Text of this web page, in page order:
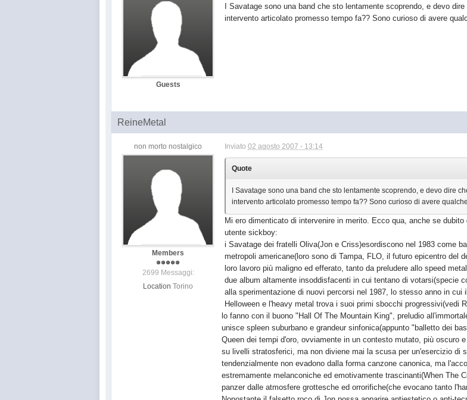
Guests
I Savatage sono una band che sto lentamente scoprendo, e devo
intervento articolato promesso tempo fa?? Sono curioso di avere
ReineMetal
non morto nostalgico
Members
2699 Messaggi:
Location Torino
Inviato 02 agosto 2007 - 13:14
Quote
I Savatage sono una band che sto lentamente scoprendo, e devo dire
intervento articolato promesso tempo fa?? Sono curioso di avere
Mi ero dimenticato di intervenire in merito. Ecco qua, anche se
utente sickboy:
i Savatage dei fratelli Oliva(Jon e Criss)esordiscono nel 1983 come
metropoli americane(loro sono di Tampa, FLO, il futuro epicentro del
loro lavoro più maligno ed efferato, tanto da preludere allo speed
due album altamente insoddisfacenti in cui tentano di votarsi(specie
alla sperimentazione di nuovi percorsi nel 1987, lo stesso anno in
Helloween e l'heavy metal trova i suoi primi sbocchi progressivi(vedi
lo fanno con il buono "Hall Of The Mountain King", preludio
unisce spleen suburbano e grandeur sinfonica(appunto "balletto dei
Queen dei tempi d'oro, ovviamente in un contesto mutato, più oscuro
su livelli stratosferici, ma non diviene mai la scusa per un'esercizio di
tendenzialmente non evadono dalla forma canzone canonica, ma
estremamente melanconiche ed emotivamente trascinanti(When The
panzer dalle atmosfere grottesche ed orrorifiche(che evocano tanto